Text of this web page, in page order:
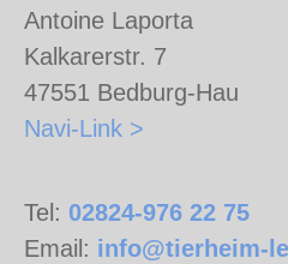
Antoine Laporta
Kalkarerstr. 7
47551 Bedburg-Hau
Navi-Link >
Tel: 02824-976 22 75
Email: info@tierheim-